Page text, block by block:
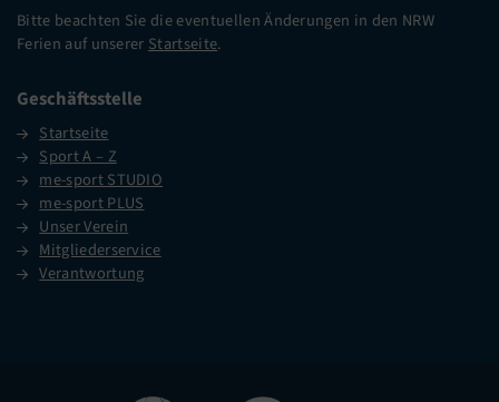
Bitte beachten Sie die eventuellen Änderungen in den NRW
Ferien auf unserer Startseite.
Geschäftsstelle
Startseite
Sport A – Z
me-sport STUDIO
me-sport PLUS
Unser Verein
Mitgliederservice
Verantwortung